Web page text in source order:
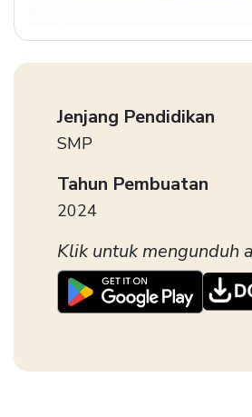
Jenjang Pendidikan
SMP
Tahun Pembuatan
2024
Klik untuk mengunduh